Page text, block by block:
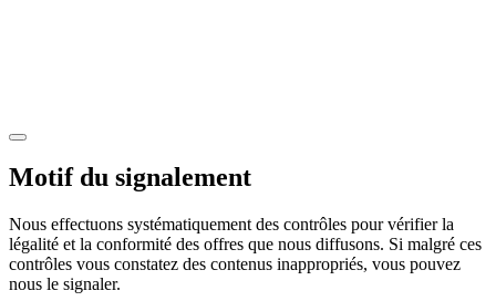
Motif du signalement
Nous effectuons systématiquement des contrôles pour vérifier la
légalité et la conformité des offres que nous diffusons. Si malgré ces
contrôles vous constatez des contenus inappropriés, vous pouvez
nous le signaler.